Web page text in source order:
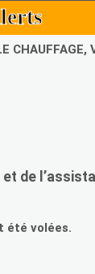
de
été volées.